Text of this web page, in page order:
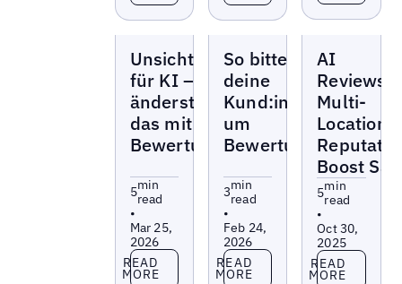
Unsichtbar
für KI – so
änderst du
das mit
Bewertungen
5min
read
•
Mar 25,
2026
Read more
READ
MORE
So bittest du
deine
Kund:innen
um
Bewertungen
3min
read
•
Feb 24,
2026
Read more
READ
MORE
AI
Reviews:
Multi-
Location
Boost
5min
read
•
Oct 30,
2025
Read more
READ
MORE